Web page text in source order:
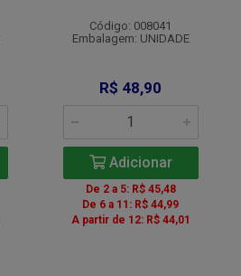
Código: 008041
Embalagem: UNIDADE
R$ 48,90
Adicionar
De 2 a 5: R$ 45,48
De 6 a 11: R$ 44,99
A partir de 12: R$ 44,01